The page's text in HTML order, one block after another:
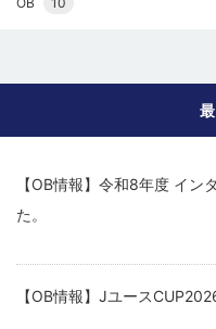
【OB情報】令和8年度 イン
た。
【OB情報】Jユース